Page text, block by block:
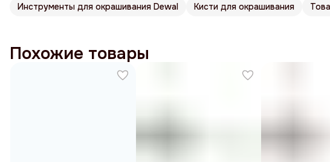
Инструменты для окрашивания Dewal Кисти для окрашивания
Похожие товары